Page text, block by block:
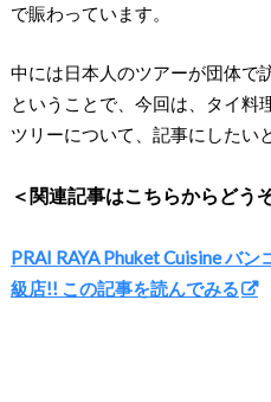
で賑わっています。
中には日本人のツアーが団体で
ということで、今回は、タイ料
ツリーについて、記事にしたい
＜関連記事はこちらからどう
PRAI RAYA Phuket Cuisine バ
級店!! この記事を読んでみる